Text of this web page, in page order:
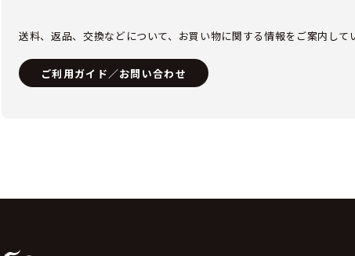
送料、返品、交換などについて、お買い物に関する情報をご案内して
ご利用ガイド／お問い合わせ